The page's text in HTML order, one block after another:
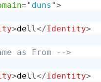
=" duns ">
>dell</Identity>
as From -->
>dell</Identity>